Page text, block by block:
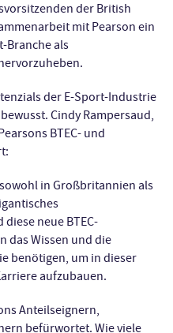
der British
mit Pearson ein
Branche als
der E-Sport-Industrie
Cindy Rampersaud,
BTEC- und
in Großbritannien als
neue BTEC-
das Wissen und die
benötigen, um in dieser
aufzubauen.
Anteilseignern,
befürwortet. Wie viele